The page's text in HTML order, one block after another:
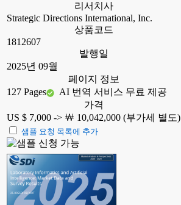
리서치사
Strategic Directions International, Inc.
상품코드
1812607
발행일
2025년 09월
페이지 정보
127 Pages
AI 번역 서비스 무료 제공
가격
US $ 7,000 -> ￦ 10,042,000 (부가세 별도)
샘플 요청 목록에 추가